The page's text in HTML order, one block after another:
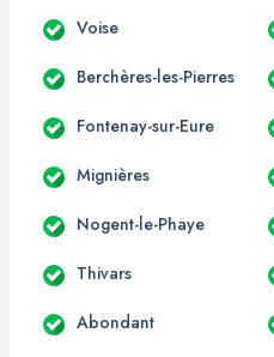
Voise
Berchères-les-Pierres
Fontenay-sur-Eure
Mignières
Nogent-le-Phaye
Thivars
Abondant